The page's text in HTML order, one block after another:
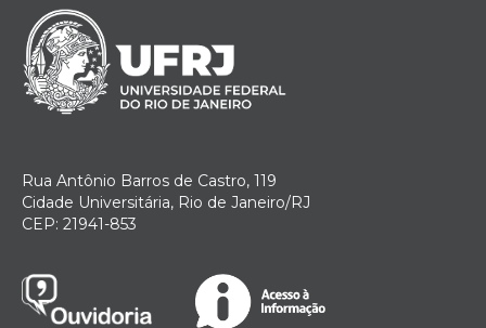
Rua Antônio Barros de Castro, 119
Cidade Universitária, Rio de Janeiro/RJ
CEP: 21941-853